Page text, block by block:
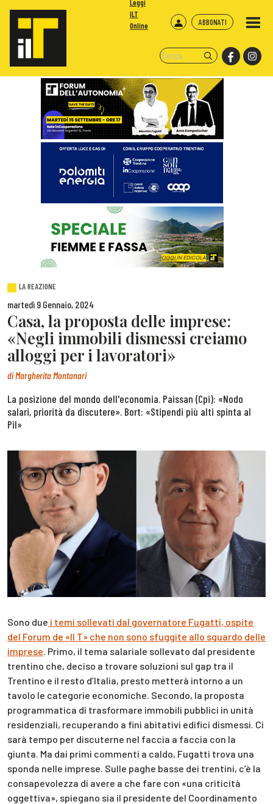
ABBONATI
Leggi
ILT
Online
LA REAZIONE
martedì 9 Gennaio, 2024
Casa, la proposta delle imprese:
«Negli immobili dismessi creiamo
alloggi per i lavoratori»
diMargherita Montanari
La posizione del mondo dell'economia. Paissan (Cpi): «Nodo
salari, priorità da discutere». Bort: «Stipendi più alti spinta al
Pil»
Sono due i temi sollevati dal governatore Fugatti, ospite
del Forum de «Il T» che non sono sfuggite allo sguardo delle
imprese . Primo, il tema salariale sollevato dal presidente
trentino che, deciso a trovare soluzioni sul gap tra il
Trentino e il resto d’Italia, presto metterà intorno a un
tavolo le categorie economiche. Secondo, la proposta
programmatica di trasformare immobili pubblici in unità
residenziali, recuperando a fini abitativi edifici dismessi. Ci
sarà tempo per discuterne nel faccia a faccia con la
giunta. Ma dai primi commenti a caldo, Fugatti trova una
sponda nelle imprese. Sulle paghe basse dei trentini, c’è la
consapevolezza di avere a che fare con «una criticità
oggettiva», spiegano sia il presidente del Coordinamento